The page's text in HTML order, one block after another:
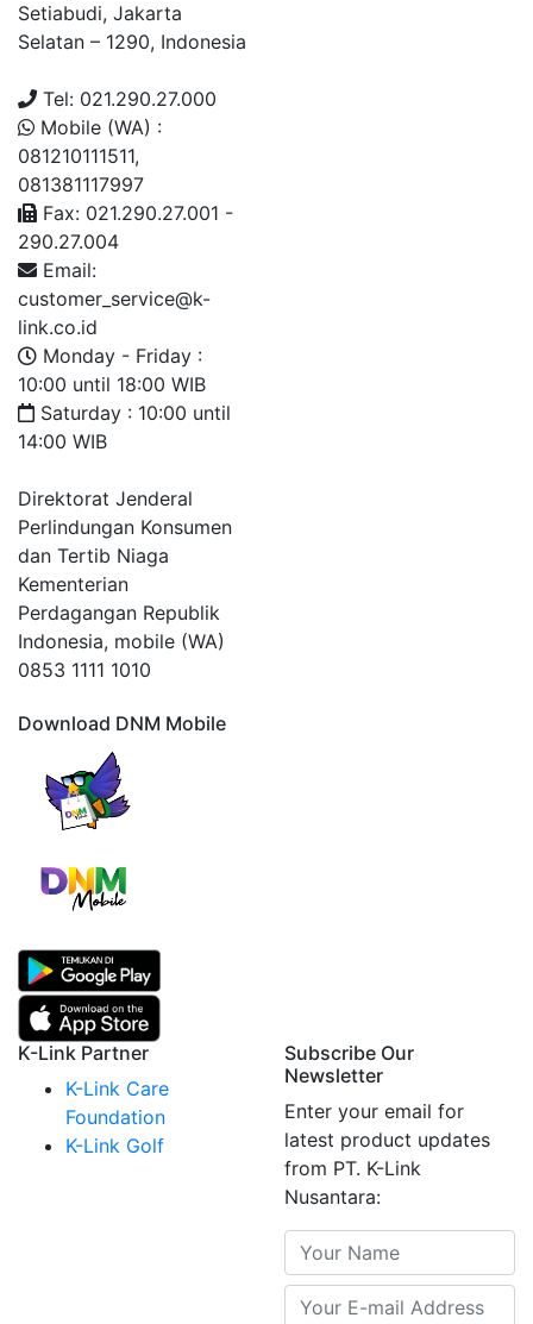
Setiabudi, Jakarta
Selatan – 1290, Indonesia
Tel: 021.290.27.000
Mobile (WA) :
081210111511,
081381117997
Fax: 021.290.27.001 -
290.27.004
Email:
customer_service@k-
link.co.id
Monday - Friday :
10:00 until 18:00 WIB
Saturday : 10:00 until
14:00 WIB
Direktorat Jenderal
Perlindungan Konsumen
dan Tertib Niaga
Kementerian
Perdagangan Republik
Indonesia, mobile (WA)
0853 1111 1010
Download DNM Mobile
K-Link Partner
K-Link Care
Foundation
K-Link Golf
Subscribe Our
Newsletter
Enter your email for
latest product updates
from PT. K-Link
Nusantara: